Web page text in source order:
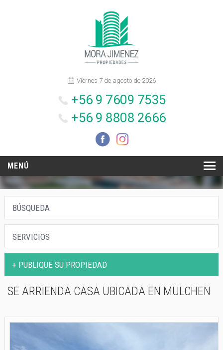
Viernes 7 de agosto de 2026
+56 9 7609 7535
+56 9 8808 2666
MENÚ
INICIO
NOSOTROS
SERVICIOS
BÚSQUEDA
SERVICIOS
+ PUBLIQUE SU PROPIEDAD
SE ARRIENDA CASA UBICADA EN MULCHEN